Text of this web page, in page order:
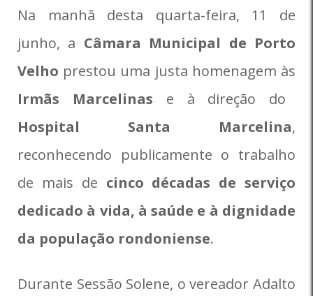
Na manhã desta quarta-feira, 11 de
junho, a Câmara Municipal de Porto
Velho prestou uma justa homenagem às
Irmãs Marcelinas e à direção do
Hospital Santa Marcelina,
reconhecendo publicamente o trabalho
de mais de cinco décadas de serviço
dedicado à vida, à saúde e à dignidade
da população rondoniense.
Durante Sessão Solene, o vereador Adalto